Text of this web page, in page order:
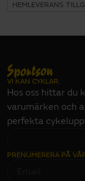
HEMLEVERANS
VI KAN CYKLAR.
Hos oss hittar du
varumärken och
perfekta
PRENUMERERA PÅ